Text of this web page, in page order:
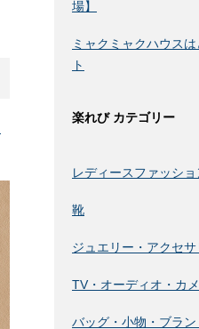
場】
ミャクミャクハウス
ト
楽れび カテゴリー
レディースファッショ
靴
ジュエリー・アクセサ
TV・オーディオ・カ
バッグ・小物・ブラ